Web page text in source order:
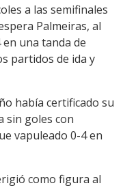
a las semifinales
Palmeiras, al
una tanda de
partidos de ida y
había certificado su
sin goles con
vapuleado 0-4 en
como figura al